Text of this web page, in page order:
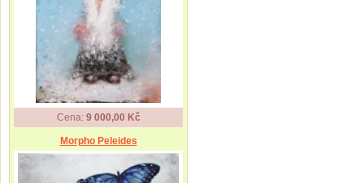
Cena: 9 000,00 Kč
Morpho Peleides